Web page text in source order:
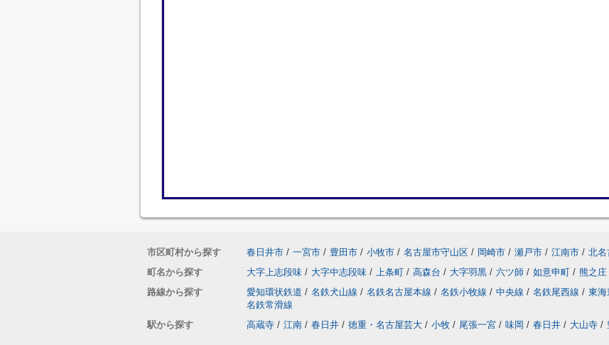
市区町村から探す 春日井市 / 一宮市 / 豊田市 / 小牧市 / 名古屋市守山区 / 岡崎市 / 瀬戸市 / 江南市 / 北名
町名から探す
大字上志段味 / 大字中志段味 / 上条町 / 高森台 / 大字羽黒 / 六ツ師 / 如意申町 / 熊之庄
路線から探す
愛知環状鉄道 / 名鉄犬山線 / 名鉄名古屋本線 / 名鉄小牧線 / 中央線 / 名鉄尾西線 / 東海
名鉄常滑線
駅から探す
高蔵寺 / 江南 / 春日井 / 徳重・名古屋芸大 / 小牧 / 尾張一宮 / 味岡 / 春日井 / 大山寺 /